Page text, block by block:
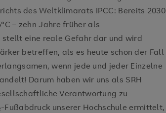
des Weltklimarats IPCC: Bereits 2030
– zehn Jahre früher als
eine reale Gefahr dar und wird
betreffen, als es heute schon der Fall
wenn jede und jeder Einzelne
Darum haben wir uns als SRH
Verantwortung zu
Fußabdruck unserer Hochschule ermittelt,